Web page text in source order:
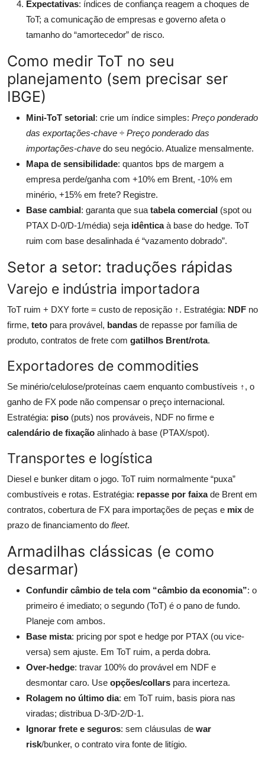
Expectativas: índices de confiança reagem a choques de
ToT; a comunicação de empresas e governo afeta o
tamanho do “amortecedor” de risco.
Como medir ToT no seu
planejamento (sem precisar ser
IBGE)
Mini-ToT setorial: crie um índice simples: Preço ponderado
das exportações-chave ÷ Preço ponderado das
importações-chave do seu negócio. Atualize mensalmente.
Mapa de sensibilidade: quantos bps de margem a
empresa perde/ganha com +10% em Brent, -10% em
minério, +15% em frete? Registre.
Base cambial: garanta que sua tabela comercial (spot ou
PTAX D-0/D-1/média) seja idênticaà base do hedge. ToT
ruim com base desalinhada é “vazamento dobrado”.
Setor a setor: traduções rápidas
Varejo e indústria importadora
ToT ruim + DXY forte = custo de reposição ↑. Estratégia: NDF no
firme, teto para provável, bandas de repasse por família de
produto, contratos de frete com gatilhos Brent/rota.
Exportadores de commodities
Se minério/celulose/proteínas caem enquanto combustíveis ↑, o
ganho de FX pode não compensar o preço internacional.
Estratégia: piso (puts) nos prováveis, NDF no firme e
calendário de fixação alinhado à base (PTAX/spot).
Transportes e logística
Diesel e bunker ditam o jogo. ToT ruim normalmente “puxa”
combustíveis e rotas. Estratégia: repasse por faixade Brent em
contratos, cobertura de FX para importações de peças e mix de
prazo de financiamento do fleet.
Armadilhas clássicas (e como
desarmar)
Confundir câmbio de tela com “câmbio da economia”: o
primeiro é imediato; o segundo (ToT) é o pano de fundo.
Planeje com ambos.
Base mista: pricing por spot e hedge por PTAX (ou vice-
versa) sem ajuste. Em ToT ruim, a perda dobra.
Over-hedge: travar 100% do provável em NDF e
desmontar caro. Use opções/collars para incerteza.
Rolagem no último dia: em ToT ruim, basis piora nas
viradas; distribua D-3/D-2/D-1.
Ignorar frete e seguros: sem cláusulas de war
risk/bunker, o contrato vira fonte de litígio.